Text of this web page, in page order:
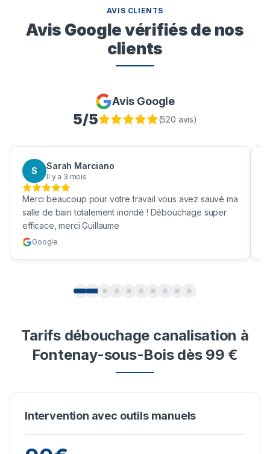
AVIS CLIENTS
Avis Google vérifiés de nos
clients
Avis Google
5/5 (520 avis)
S Sarah Marciano
Il y a 3 mois
Merci beaucoup pour votre travail vous avez sauvé ma
salle de bain totalement inondé ! Débouchage super
efficace, merci Guillaume
Google
Tarifs débouchage canalisation à
Fontenay-sous-Bois dès 99 €
Intervention avec outils manuels